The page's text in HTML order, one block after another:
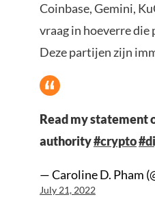
Coinbase, Gemini,
vraag in hoeverre
Deze partijen zijn
Read my statement
authority#crypto
— Caroline D. Pham
July 21, 2022